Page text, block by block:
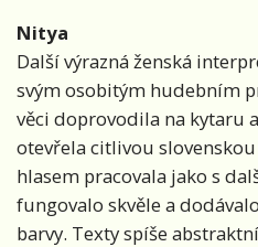
Nitya
Další výrazná ženská
svým osobitým hudebním
věci doprovodila na kytaru
otevřela citlivou
hlasem pracovala jako s
fungovalo skvěle a
barvy. Texty spíše